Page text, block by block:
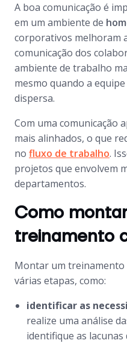
A boa comunicação é
em um ambiente de
corporativos melhoram
comunicação dos
ambiente de trabalho
mesmo quando a
dispersa.
Com uma comunicação
mais alinhados, o que
no fluxo de trabalho.
projetos que envolvem
departamentos.
Como
treinamento
Montar um treinamento
várias etapas, como:
identificar as
realize uma análise
identifique as lacunas